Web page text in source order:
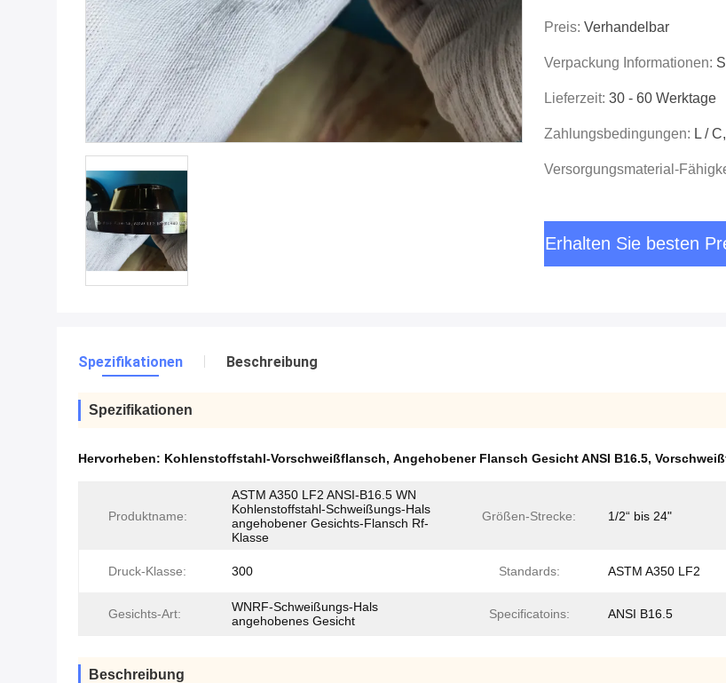
Preis: Verhandelbar
Verpackung Informationen:
Lieferzeit: 30 - 60 Werktage
Zahlungsbedingungen: L /
Versorgungsmaterial-
Erhalten Sie besten
Spezifikationen Beschreibung
Spezifikationen
Hervorheben: Kohlenstoffstahl-Vorschweißflansch, Angehobener Flansch Gesicht ANSI B16.5,
Produktname:
ASTM A350 LF2 ANSI-B16.5 WN
Kohlenstoffstahl-Schweißungs-Hals
angehobener Gesichts-Flansch Rf-
Klasse
Größen-Strecke: 1/2“ bis 24"
Druck-Klasse: 300 Standards: ASTM A350 LF2
Gesichts-Art:
WNRF-Schweißungs-Hals
angehobenes Gesicht
Specificatoins: ANSI B16.5
Beschreibung